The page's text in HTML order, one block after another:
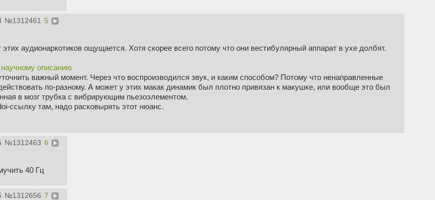
№1312461 5
этих аудионаркотиков ощущается. Хотя скорее всего потому что они вестибулярный аппарат в ухе долбят.
описанию
важный момент. Через что воспроизводился звук, и каким способом? Потому что ненаправленные
по-разному. А может у этих макак динамик был плотно привязан к макушке, или вообще это был
в мозг трубка с вибрирующим пьезоэлементом.
ссылку там, надо расковырять этот нюанс.
№1312463 6
40 Гц
№1312656 7